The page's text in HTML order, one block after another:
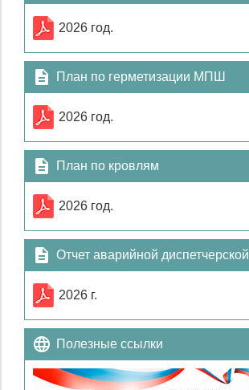
2026 год.
План по герметизации МПШ
2026 год.
План по кровлям
2026 год.
Отчет аварийной диспетчерской
службы
2026 г.
Полезные ссылки